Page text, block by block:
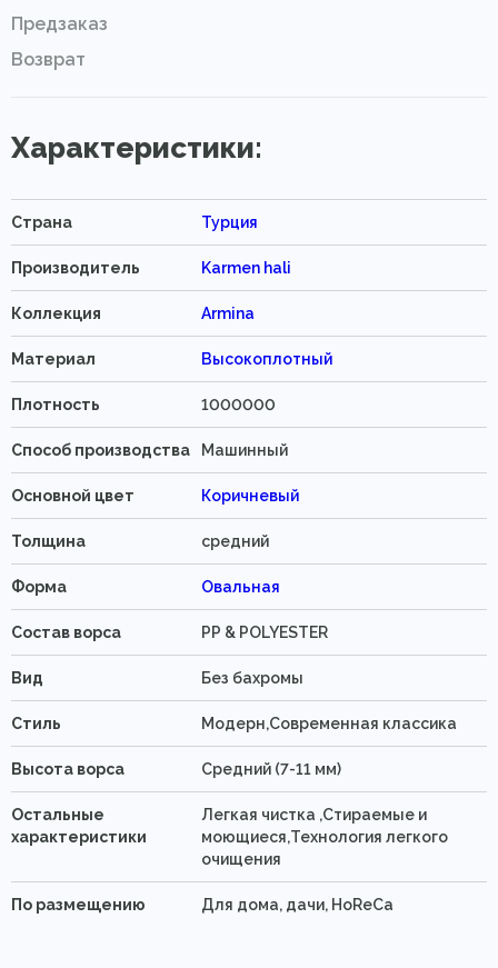
Предзаказ
Возврат
Характеристики:
Страна Турция
Производитель Karmen hali
Коллекция Armina
Материал Высокоплотный
Плотность 1000000
Способ производства Машинный
Основной цвет Коричневый
Толщина средний
Форма Овальная
Состав ворса PP & POLYESTER
Вид Без бахромы
Стиль Модерн,Современная классика
Высота ворса Средний (7-11 мм)
Остальные
характеристики
Легкая чистка ,Стираемые и
моющиеся,Технология легкого
очищения
По размещению Для дома, дачи, HoReCa